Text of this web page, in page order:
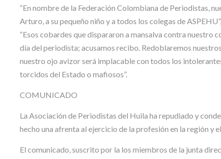
“En nombre de la Federación Colombiana de Periodistas,
Arturo, a su pequeño niño y a todos los colegas de
“Esos cobardes que dispararon a mansalva contra nuestro
día del periodista; acusamos recibo. Redoblaremos
nuestro ojo avizor será implacable con todos los
torcidos del Estado o mafiosos”.
COMUNICADO
La Asociación de Periodistas del Huila ha repudiado y
hecho una afrenta al ejercicio de la profesión en la región y
El comunicado, suscrito por la los miembros de la junta